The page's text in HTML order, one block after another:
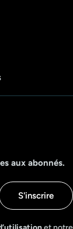
aux abonnés.
S'inscrire